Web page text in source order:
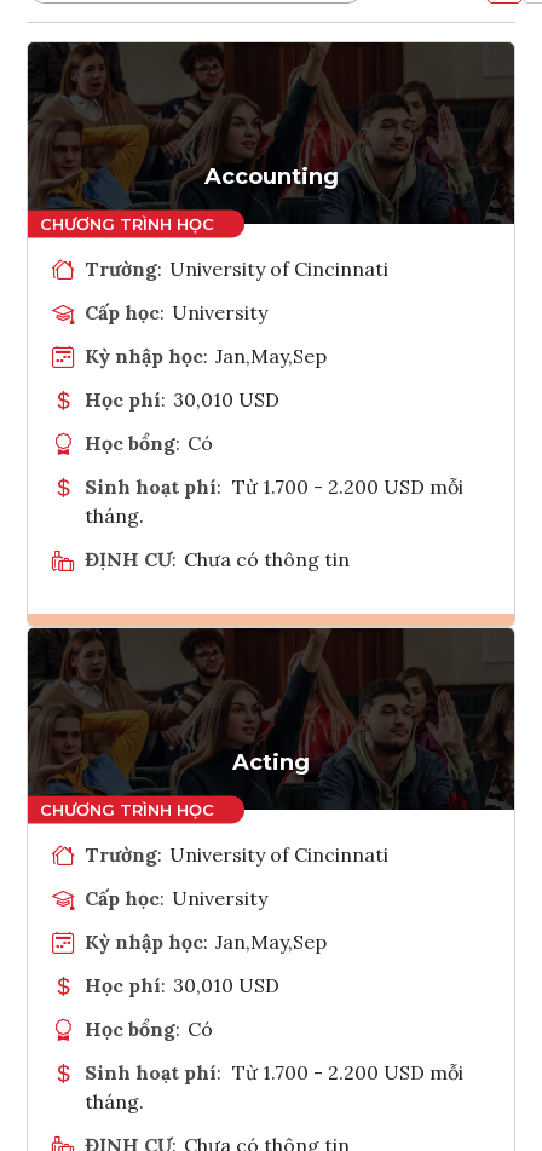
Accounting
Trường: University of Cincinnati
Cấp học: University
Kỳ nhập học: Jan,May,Sep
Học phí: 30,010 USD
Học bổng: Có
Sinh hoạt phí: Từ 1.700 - 2.200 USD mỗi
tháng.
ĐỊNH CƯ: Chưa có thông tin
Ghi danh
Tham vấn Interlink
Acting
Trường: University of Cincinnati
Cấp học: University
Kỳ nhập học: Jan,May,Sep
Học phí: 30,010 USD
Học bổng: Có
Sinh hoạt phí: Từ 1.700 - 2.200 USD mỗi
tháng.
ĐỊNH CƯ: Chưa có thông tin